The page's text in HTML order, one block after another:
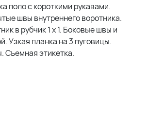
поло с короткими рукавами.
швы внутреннего воротника.
в рубчик 1 x 1. Боковые швы и
Узкая планка на 3 пуговицы.
Съемная этикетка.